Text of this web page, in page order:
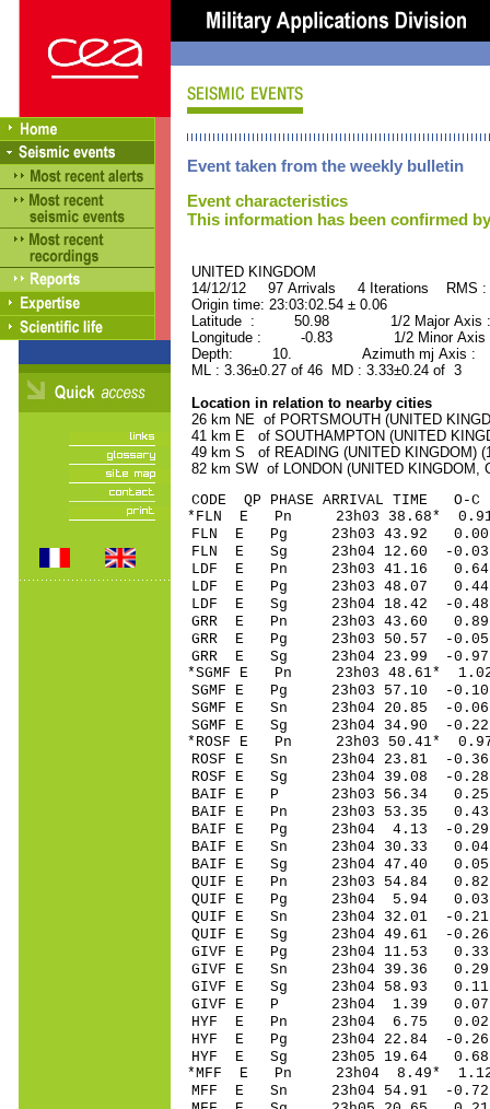
Event taken from the weekly bulletin
Event characteristics
This information has been confirmed
UNITED KINGDOM
14/12/12 97 Arrivals 4 Iterations RMS
Origin time: 23:03:02.54 ± 0.06
Latitude : 50.98 1/2 Major Axis
Longitude : -0.83 1/2 Minor Axis
Depth: 10. Azimuth mj Axis :
ML : 3.36±0.27 of 46 MD : 3.33±0.24 of 3
Location in relation to nearby cities
26 km NE of PORTSMOUTH (UNITED
41 km E of SOUTHAMPTON (UNITED
49 km S of READING (UNITED KINGDOM)
82 km SW of LONDON (UNITED KINGDOM,
CODE QP PHASE ARRIVAL
*FLN E Pn 23h03 38.68* 0.91
FLN E Pg 23h03 43.92 0.00
FLN E Sg 23h04 12.60 -
LDF E Pn 23h03 41.16 0.64
LDF E Pg 23h03 48.07 0.44
LDF E Sg 23h04 18.42 -
GRR E Pn 23h03 43.60 0.89
GRR E Pg 23h03 50.57 -0.05
GRR E Sg 23h04 23.99 -
*SGMF E Pn 23h03 48.61*
SGMF E Pg 23h03 57.10 -0.10
SGMF E Sn 23h04 20.85 -
SGMF E Sg 23h04 34.90 -
*ROSF E Pn 23h03 50.41*
ROSF E Sn 23h04 23.81 -
ROSF E Sg 23h04 39.08 -
BAIF E P 23h03 56.34 0.25
BAIF E Pn 23h03 53.35 0.43
BAIF E Pg 23h04 4.13 -0.29
BAIF E Sn 23h04 30.33
BAIF E Sg 23h04 47.40
QUIF E Pn 23h03 54.84 0.82
QUIF E Pg 23h04 5.94 0.03
QUIF E Sn 23h04 32.01 -
QUIF E Sg 23h04 49.61 -
GIVF E Pg 23h04 11.53 0.33
GIVF E Sn 23h04 39.36
GIVF E Sg 23h04 58.93
GIVF E P 23h04 1.39 0.07
HYF E Pn 23h04 6.75 0.02
HYF E Pg 23h04 22.84 -0.26
HYF E Sg 23h05 19.64 0.68
*MFF E Pn 23h04 8.49* 1.12
MFF E Sn 23h04 54.91 -